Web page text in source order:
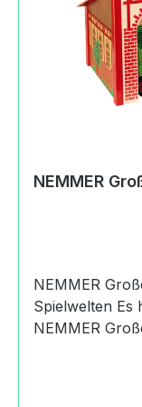
Schraubenset
24 Monaten
unmittelbarer
NEMMER
NEMMER Große
Spielwelten Es handelt sich um den Artikel
NEMMER Große